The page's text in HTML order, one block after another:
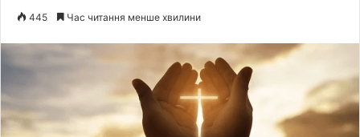
w
n
n
445 Час читання менше хвилини